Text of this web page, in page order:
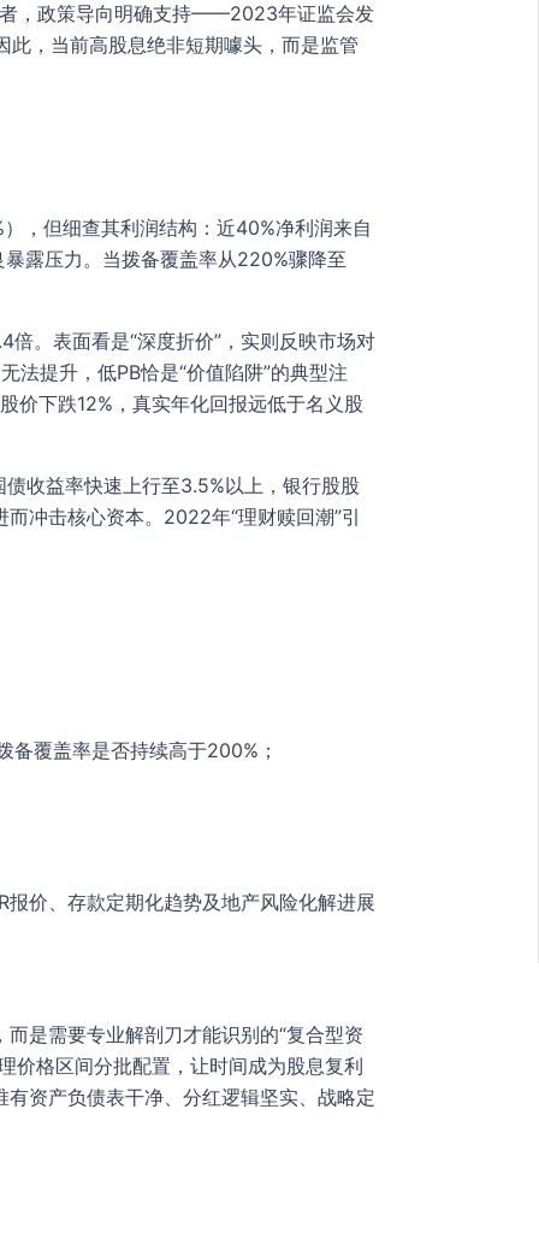
者，政策导向明确支持——2023年证监会发
此，当前高股息绝非短期噱头，而是监管
，但细查其利润结构：近40%净利润来自
露压力。当拨备覆盖率从220%骤降至
。表面看是“深度折价”，实则反映市场对
提升，低PB恰是“价值陷阱”的典型注
价下跌12%，真实年化回报远低于名义股
收益率快速上行至3.5%以上，银行股股
冲击核心资本。2022年“理财赎回潮”引
覆盖率是否持续高于200%；
价、存款定期化趋势及地产风险化解进展
是需要专业解剖刀才能识别的“复合型资
价格区间分批配置，让时间成为股息复利
资产负债表干净、分红逻辑坚实、战略定